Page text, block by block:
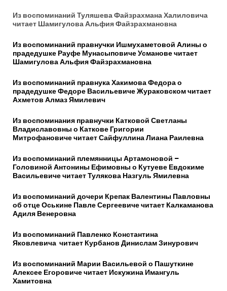
Из воспоминаний Туляшева Файзрахмана Халиловича
читает Шамигулова Альфия Файзрахмановна
Из воспоминаний правнучки Ишмухаметовой Алины о
прадедушке Рауфе Мунасыповиче Усманове читает
Шамигулова Альфия Файзрахмановна
Из воспоминаний правнука Хакимова Федора о
прадедушке Федоре Васильевиче Жураковском читает
Ахметов Алмаз Ямилевич
Из воспоминания правнучки Катковой Светланы
Владиславовны о Каткове Григории
Митрофановиче читает Сайфуллина Лиана Раилевна
Из воспоминаний племянницы Артамоновой –
Головиной Антонины Ефимовны о Кутуеве Евдокиме
Васильевиче читает Тулякова Назгуль Ямилевна
Из воспоминаний дочери Крепак Валентины Павловны
об отце Оськине Павле Сергеевиче читает Калкаманова
Адиля Венеровна
Из воспоминаний Павленко Константина
Яковлевича читает Курбанов Динислам Зинурович
Из воспоминаний Марии Васильевой о Пашуткине
Алексее Егоровиче читает Искужина Имангуль
Хамитовна